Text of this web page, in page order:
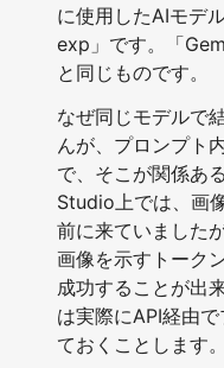
に使用したAIモデ
exp」です。「
と同じものです。
なぜ同じモデルで
んが、プロンプト
で、そこが関係あ
Studio上では、画
前に来ていました
画像を示すトーク
成功することが出
は実際にAPI経由
ておくことします。